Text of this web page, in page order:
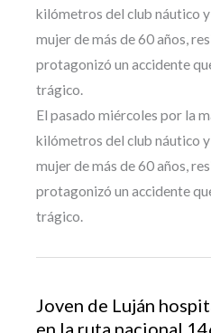
kilómetros del club náutico
mujer de más de 60 años,
protagonizó un accidente
trágico.
El pasado miércoles por la
kilómetros del club náutico
mujer de más de 60 años,
protagonizó un accidente
trágico.
Joven de Luján
en la ruta nacional